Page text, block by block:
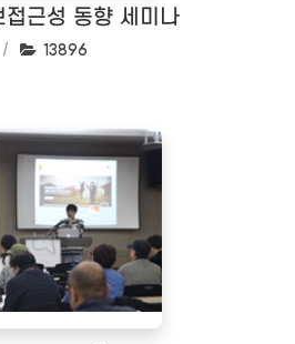
근성 동향 세미나
조회수:
13896